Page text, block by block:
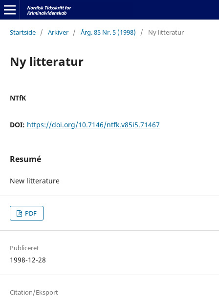
Startside / Arkiver / Årg. 85 Nr. 5 (1998) / Ny litteratur
Ny litteratur
NTfK
DOI: https://doi.org/10.7146/ntfk.v85i5.71467
Resumé
New litterature
PDF
Publiceret
1998-12-28
Citation/Eksport